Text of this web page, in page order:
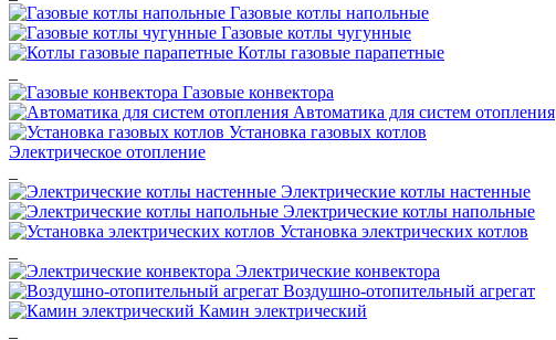
Газовые котлы напольные
Газовые котлы чугунные
Котлы газовые парапетные
Газовые конвектора
Автоматика для систем отопления
Установка газовых котлов
Электрическое отопление
Электрические котлы настенные
Электрические котлы напольные
Установка электрических котлов
Электрические конвектора
Воздушно-отопительный агрегат
Камин электрический